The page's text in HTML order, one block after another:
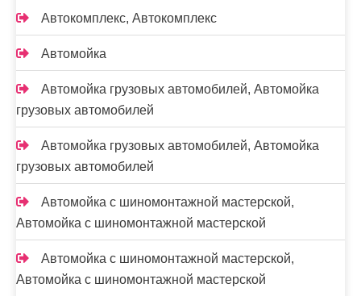
Автокомплекс, Автокомплекс
Автомойка
Автомойка грузовых автомобилей, Автомойка
грузовых автомобилей
Автомойка грузовых автомобилей, Автомойка
грузовых автомобилей
Автомойка с шиномонтажной мастерской,
Автомойка с шиномонтажной мастерской
Автомойка с шиномонтажной мастерской,
Автомойка с шиномонтажной мастерской